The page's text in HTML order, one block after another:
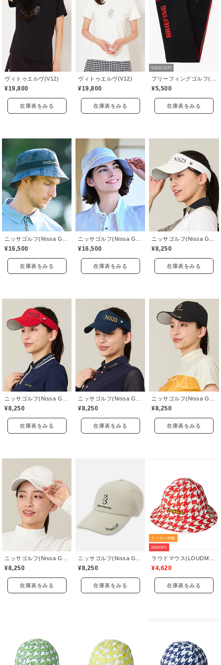
ヴィトゥエルヴ(V12)
¥19,800
在庫表をみる
ヴィトゥエルヴ(V12)
¥19,800
在庫表をみる
SOLD OUT
¥5,500
在庫表をみる
¥16,500
在庫表をみる
¥16,500
在庫表をみる
¥8,250
在庫表をみる
¥8,250
在庫表をみる
¥8,250
在庫表をみる
¥8,250
在庫表をみる
¥8,250
在庫表をみる
¥8,250
在庫表をみる
クーポン対象
30%OFF
¥4,620
在庫表をみる